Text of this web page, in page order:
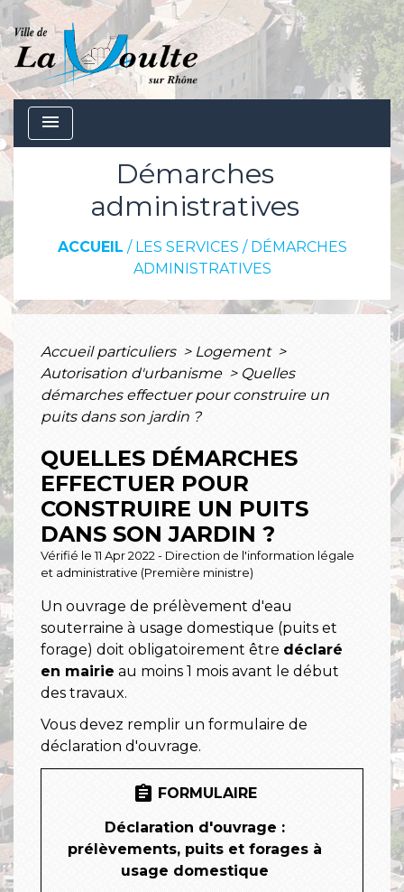
menu
Démarches
administratives
ACCUEIL / LES SERVICES / DÉMARCHES
ADMINISTRATIVES
Accueil particuliers > Logement >
Autorisation d'urbanisme > Quelles
démarches effectuer pour construire un
puits dans son jardin ?
QUELLES DÉMARCHES
EFFECTUER POUR
CONSTRUIRE UN PUITS
DANS SON JARDIN ?
Vérifié le 11 Apr 2022 - Direction de l'information légale
et administrative (Première ministre)
Un ouvrage de prélèvement d'eau
souterraine à usage domestique (puits et
forage) doit obligatoirement être déclaré
en mairie au moins 1 mois avant le début
des travaux.
Vous devez remplir un formulaire de
déclaration d'ouvrage.
assignment FORMULAIRE
Déclaration d'ouvrage :
prélèvements, puits et forages à
usage domestique